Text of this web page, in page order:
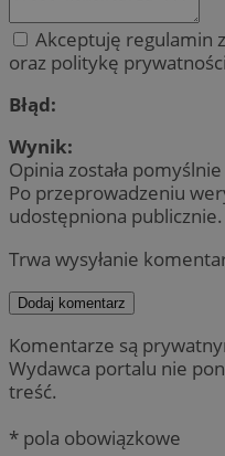
Akceptuję regulamin
oraz politykę
Błąd:
Wynik:
Opinia została
Po przeprowadzeniu
udostępniona publicznie.
Trwa wysyłanie
Dodaj komentarz
Komentarze są
Wydawca portalu nie
treść.
* pola obowiązkowe